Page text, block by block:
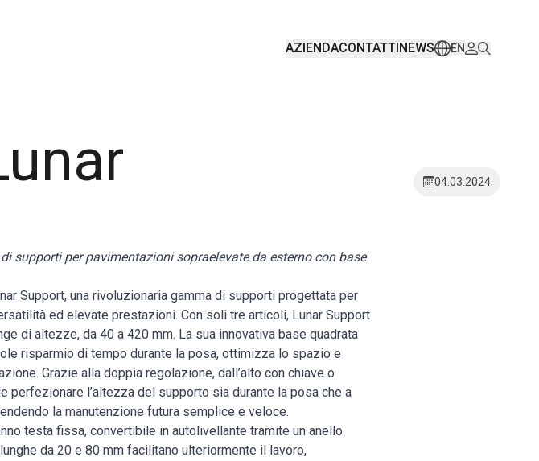
AZIENDACONTATTINEWS EN
04.03.2024
supporti per pavimentazioni sopraelevate da esterno con base
Support, una rivoluzionaria gamma di supporti progettata per
ed elevate prestazioni. Con soli tre articoli, Lunar Support
di altezze, da 40 a 420 mm. La sua innovativa base quadrata
risparmio di tempo durante la posa, ottimizza lo spazio e
Grazie alla doppia regolazione, dall’alto con chiave o
perfezionare l’altezza del supporto sia durante la posa che a
la manutenzione futura semplice e veloce.
testa fissa, convertibile in autolivellante tramite un anello
da 20 e 80 mm facilitano ulteriormente il lavoro,